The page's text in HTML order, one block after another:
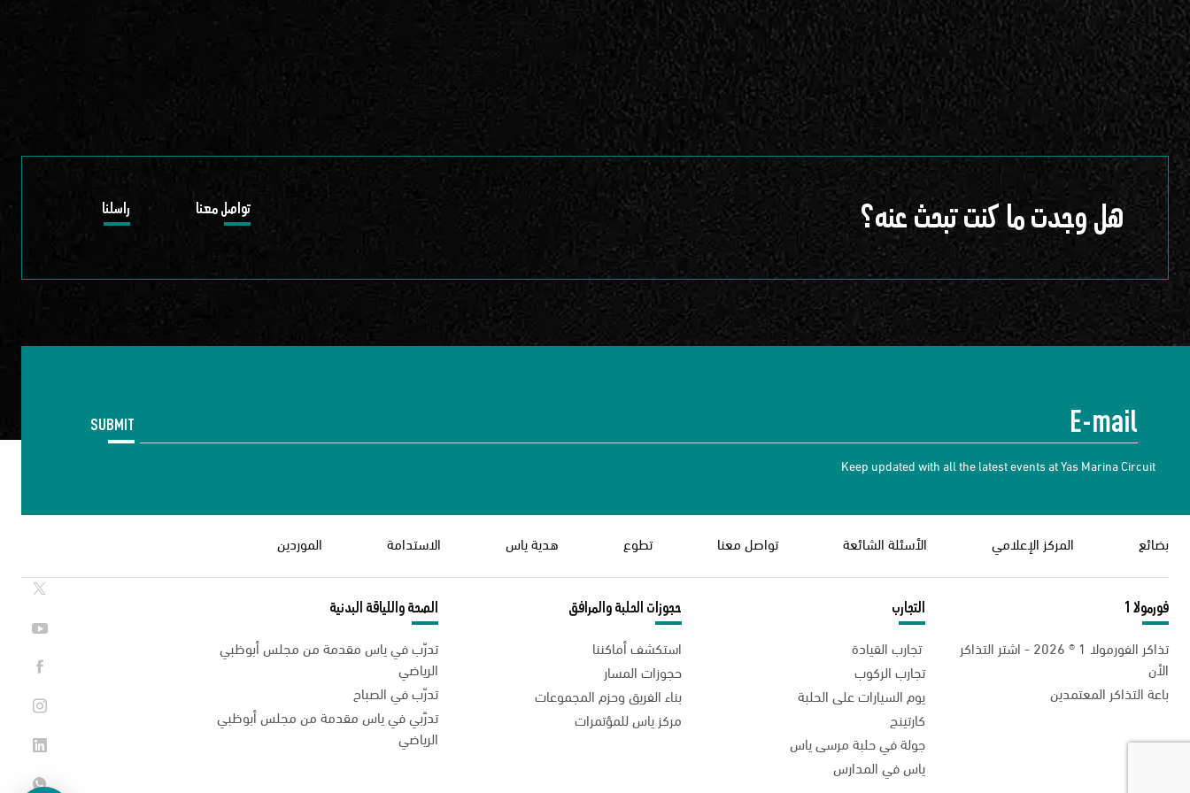
هل وجدت ما كنت تبحث عنه؟ تواصل معنا راسلنا
SUBMIT
Keep updated with all the latest events at Yas Marina Circuit
بضائع المركز الإعلامي الأسئلة الشائعة تواصل معنا تطوع هدية ياس الاستدامة الموردين
فورمولا 1
تذاكر الفورمولا 1 ® 2026 - اشتر التذاكر
الأن
باعة التذاكر المعتمدين
التجارب
تجارب القيادة
تجارب الركوب
يوم السيارات على الحلبة
كارتينج
جولة في حلبة مرسى ياس
ياس في المدارس
حجوزات الحلبة والمرافق
استكشف أماكننا
حجوزات المسار
بناء الفريق وحزم المجموعات
مركز ياس للمؤتمرات
الصحة واللياقة البدنية
تدرّب في ياس مقدمة من مجلس أبوظبي
الرياضي
تدرّب في الصباح
تدرّبي في ياس مقدمة من مجلس أبوظبي
الرياضي